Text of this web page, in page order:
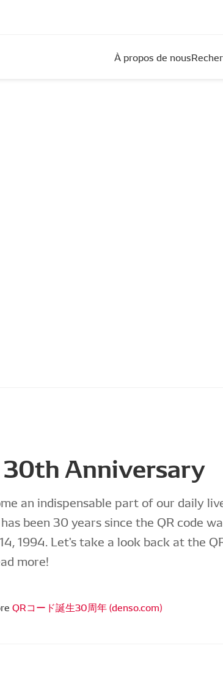
À propos de nous
30th Anniversary
an indispensable part of our daily
been 30 years since the QR code
1994. Let's take a look back at the
more!
QRコード誕生30周年 (denso.com)